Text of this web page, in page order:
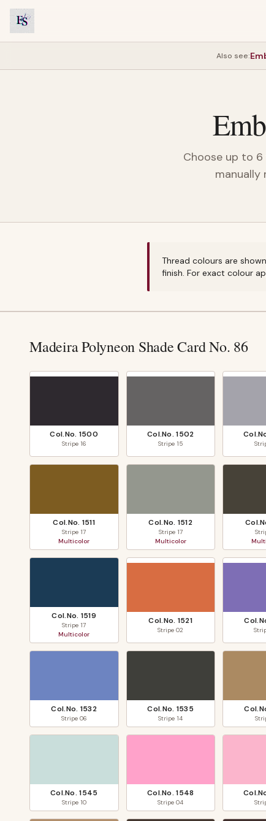
Also see:
Choose up to
Thread colours are
finish. For exact colour
Madeira Polyneon Shade Card No. 86
Col.No. 1500
Stripe 16
Col.No.1502
Stripe 15
Col.No. 1511
Stripe 17
Multicolor
Col.No. 1512
Stripe 17
Multicolor
Col.No. 1519
Stripe 17
Multicolor
Col.No. 1521
Stripe02
Col.No. 1532
Stripe 06
Col.No. 1535
Stripe 14
Col.No.1545
Stripe 10
Col.No.1548
Stripe04